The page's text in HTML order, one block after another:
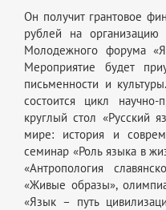
Он получит грантовое
рублей на организацию
Молодежного форума
Мероприятие будет
письменности и
состоится цикл научно-
круглый стол «Русский
мире: история и
семинар «Роль языка в
«Антропология
«Живые образы»,
«Язык – путь